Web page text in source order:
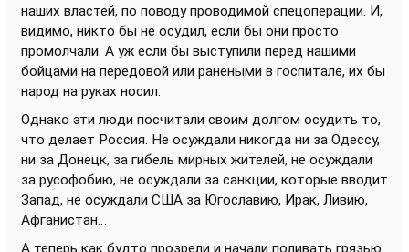
наших властей, по поводу проводимой спецоперации. И,
видимо, никто бы не осудил, если бы они просто
промолчали. А уж если бы выступили перед нашими
бойцами на передовой или ранеными в госпитале, их бы
народ на руках носил.
Однако эти люди посчитали своим долгом осудить то,
что делает Россия. Не осуждали никогда ни за Одессу,
ни за Донецк, за гибель мирных жителей, не осуждали
за русофобию, не осуждали за санкции, которые вводит
Запад, не осуждали США за Югославию, Ирак, Ливию,
Афганистан…
А теперь как будто прозрели и начали поливать грязью